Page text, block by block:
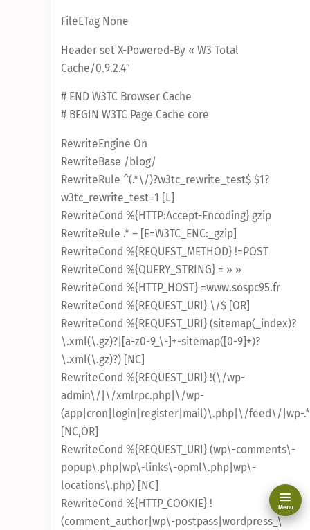
FileETag None
Header set X-Powered-By « W3 Total
Cache/0.9.2.4″
# END W3TC Browser Cache
# BEGIN W3TC Page Cache core
RewriteEngine On
RewriteBase /blog/
RewriteRule ^(.*\/)?w3tc_rewrite_test$ $1?
w3tc_rewrite_test=1 [L]
RewriteCond %{HTTP:Accept-Encoding} gzip
RewriteRule .* – [E=W3TC_ENC:_gzip]
RewriteCond %{REQUEST_METHOD} !=POST
RewriteCond %{QUERY_STRING} = » »
RewriteCond %{HTTP_HOST} =www.sospc95.fr
RewriteCond %{REQUEST_URI} \/$ [OR]
RewriteCond %{REQUEST_URI} (sitemap(_index)?
\.xml(\.gz)?|[a-z0-9_\-]+-sitemap([0-9]+)?
\.xml(\.gz)?) [NC]
RewriteCond %{REQUEST_URI} !(\/wp-
admin\/|\/xmlrpc.php|\/wp-
(app|cron|login|register|mail)\.php|\/feed\/|wp-
[NC,OR]
RewriteCond %{REQUEST_URI} (wp\-comments\-
popup\.php|wp\-links\-opml\.php|wp\-
locations\.php) [NC]
RewriteCond %{HTTP_COOKIE} !
(comment_author|wp\-postpass|wordpress_\
Menu